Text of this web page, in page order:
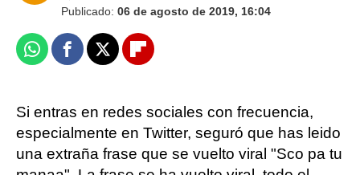
Publicado: 06 de agosto de 2019, 16:04
WhatsappFacebook
X Flipboard
Si entras en redes sociales con frecuencia,
especialmente en Twitter, seguró que has leido
una extraña frase que se vuelto viral "Sco pa tu